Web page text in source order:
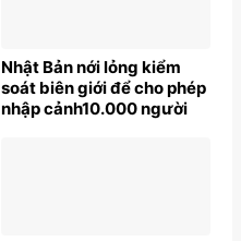
Nhật Bản nới lỏng kiểm
soát biên giới để cho phép
nhập cảnh10.000 người